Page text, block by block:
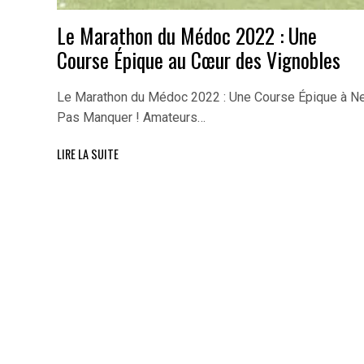
Le Marathon du Médoc 2022 : Une
Course Épique au Cœur des Vignobles
Le Marathon du Médoc 2022 : Une Course Épique à
Pas Manquer ! Amateurs…
LIRE LA SUITE